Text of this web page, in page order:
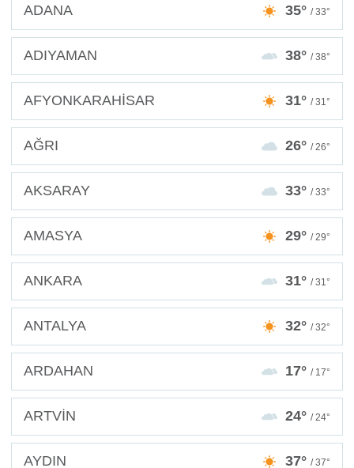
ADANA 35° / 33°
ADIYAMAN 38° / 38°
AFYONKARAHİSAR 31° / 31°
AĞRI 26° / 26°
AKSARAY 33° / 33°
AMASYA 29° / 29°
ANKARA 31° / 31°
ANTALYA 32° / 32°
ARDAHAN 17° / 17°
ARTVİN 24° / 24°
AYDIN 37° / 37°